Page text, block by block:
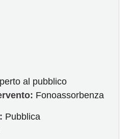
al pubblico
Fonoassorbenza
Pubblica